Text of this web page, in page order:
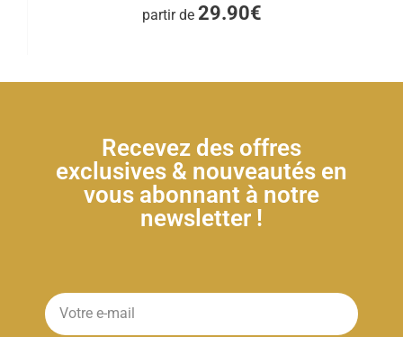
partir de 29.90€
Recevez des offres
exclusives & nouveautés en
vous abonnant à notre
newsletter !